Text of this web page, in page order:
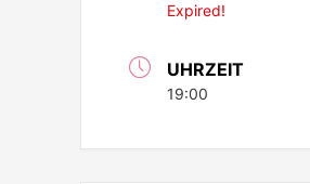
Expired!
UHRZEIT
19:00